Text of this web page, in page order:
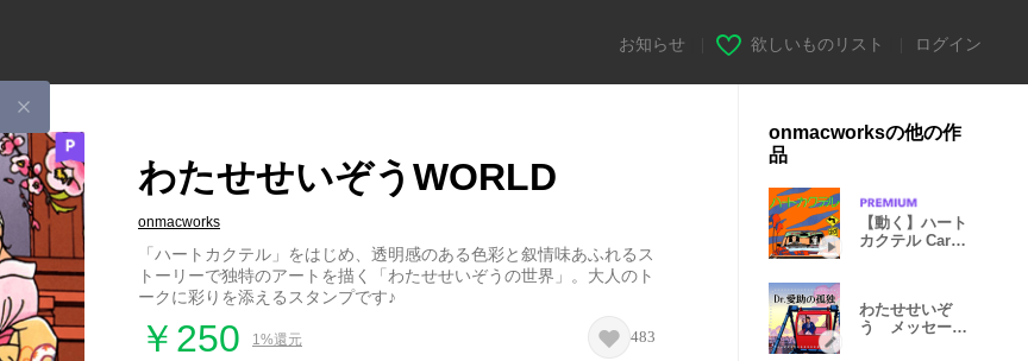
お知らせ 欲しいものリスト ログイン
わたせせいぞうWORLD
onmacworks
「ハートカクテル」をはじめ、透明感のある色彩と叙情味あふれるス
トーリーで独特のアートを描く「わたせせいぞうの世界」。大人のト
ークに彩りを添えるスタンプです♪
￥250 1%還元 483
onmacworksの他の作
品
【動く】ハート
カクテル Car
わたせせいぞ
う メッセージ